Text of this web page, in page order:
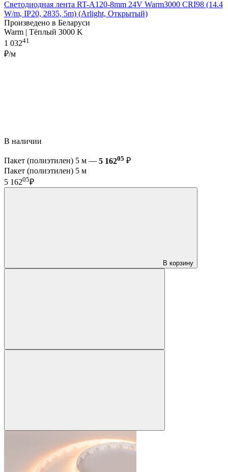
Светодиодная лента RT-A120-8mm 24V Warm3000 CRI98 (14.4
W/m, IP20, 2835, 5m) (Arlight, Открытый)
Произведено в Беларуси
Warm | Тёплый 3000 K
1 03241
₽/м
В наличии
Пакет (полиэтилен) 5 м — 5 16205 ₽
Пакет (полиэтилен) 5 м
5 16205₽
В корзину